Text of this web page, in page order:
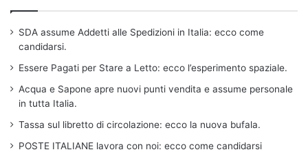
SDA assume Addetti alle Spedizioni in Italia: ecco come
candidarsi.
Essere Pagati per Stare a Letto: ecco l’esperimento spaziale.
Acqua e Sapone apre nuovi punti vendita e assume personale
in tutta Italia.
Tassa sul libretto di circolazione: ecco la nuova bufala.
POSTE ITALIANE lavora con noi: ecco come candidarsi